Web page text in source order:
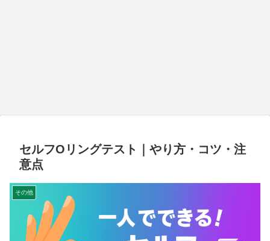
セルフOリングテスト｜やり方・コツ・注
意点
その他